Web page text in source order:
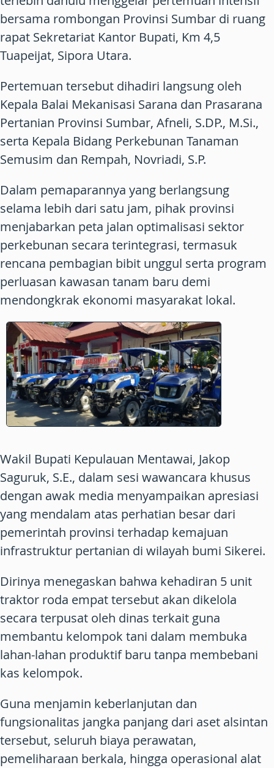
bersama rombongan Provinsi Sumbar di ruang
rapat Sekretariat Kantor Bupati, Km 4,5
Tuapeijat, Sipora Utara.
Pertemuan tersebut dihadiri langsung oleh
Kepala Balai Mekanisasi Sarana dan Prasarana
Pertanian Provinsi Sumbar, Afneli, S.DP., M.Si.,
serta Kepala Bidang Perkebunan Tanaman
Semusim dan Rempah, Novriadi, S.P.
Dalam pemaparannya yang berlangsung
selama lebih dari satu jam, pihak provinsi
menjabarkan peta jalan optimalisasi sektor
perkebunan secara terintegrasi, termasuk
rencana pembagian bibit unggul serta program
perluasan kawasan tanam baru demi
mendongkrak ekonomi masyarakat lokal.
Wakil Bupati Kepulauan Mentawai, Jakop
Saguruk, S.E., dalam sesi wawancara khusus
dengan awak media menyampaikan apresiasi
yang mendalam atas perhatian besar dari
pemerintah provinsi terhadap kemajuan
infrastruktur pertanian di wilayah bumi Sikerei.
Dirinya menegaskan bahwa kehadiran 5 unit
traktor roda empat tersebut akan dikelola
secara terpusat oleh dinas terkait guna
membantu kelompok tani dalam membuka
lahan-lahan produktif baru tanpa membebani
kas kelompok.
Guna menjamin keberlanjutan dan
fungsionalitas jangka panjang dari aset alsintan
tersebut, seluruh biaya perawatan,
pemeliharaan berkala, hingga operasional alat